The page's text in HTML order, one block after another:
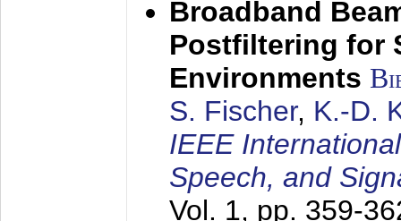
Broadband
Postfiltering for
Environments
S. Fischer, K.-D.
IEEE
Speech, and
Vol. 1, pp. 359-